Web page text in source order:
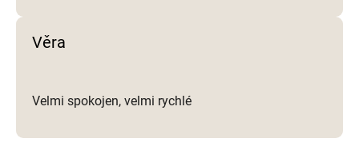
Věra
Velmi spokojen, velmi rychlé